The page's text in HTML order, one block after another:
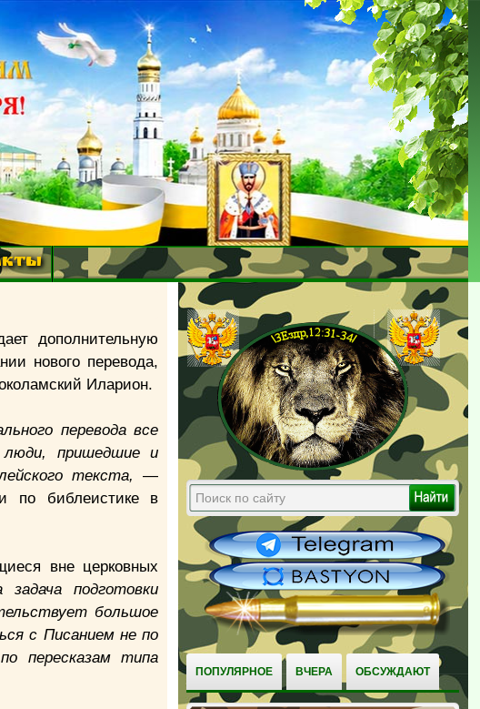
ПОПУЛЯРНОЕ ВЧЕРА ОБСУЖДАЮТ
дополнительную
нового перевода,
Иларион.
перевода все
пришедшие и
текста,
—
по библеистике в
вне церковных
задача подготовки
большое
с Писанием не по
пересказам типа